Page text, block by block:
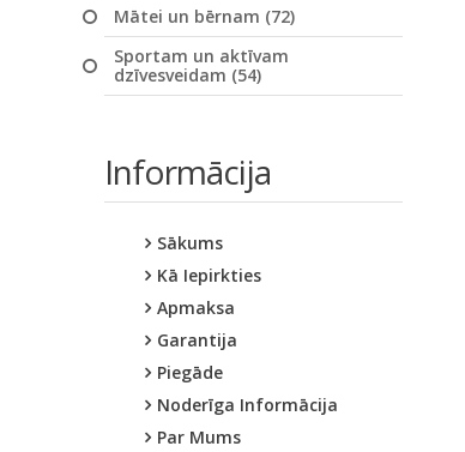
Mātei un bērnam (72)
Sportam un aktīvam
dzīvesveidam (54)
Informācija
Sākums
Kā Iepirkties
Apmaksa
Garantija
Piegāde
Noderīga Informācija
Par Mums